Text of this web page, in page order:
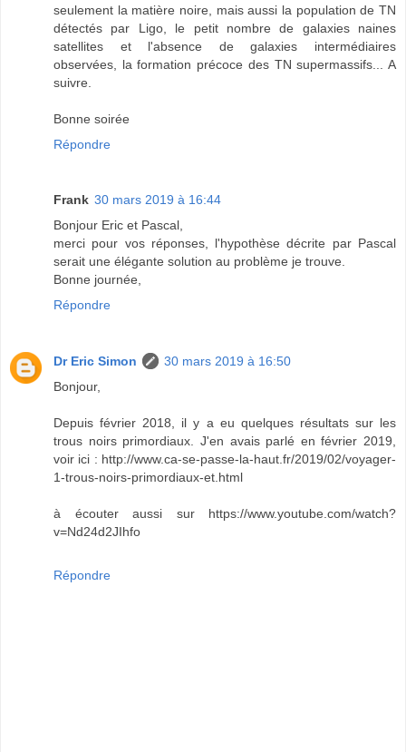
seulement la matière noire, mais aussi la population de TN
détectés par Ligo, le petit nombre de galaxies naines
satellites et l'absence de galaxies intermédiaires
observées, la formation précoce des TN supermassifs... A
suivre.
Bonne soirée
Répondre
Frank 30 mars 2019 à 16:44
Bonjour Eric et Pascal,
merci pour vos réponses, l'hypothèse décrite par Pascal
serait une élégante solution au problème je trouve.
Bonne journée,
Répondre
Dr Eric Simon
30 mars 2019 à 16:50
Bonjour,
Depuis février 2018, il y a eu quelques résultats sur les
trous noirs primordiaux. J'en avais parlé en février 2019,
voir ici : http://www.ca-se-passe-la-haut.fr/2019/02/voyager-
1-trous-noirs-primordiaux-et.html
à écouter aussi sur https://www.youtube.com/watch?
v=Nd24d2JIhfo
Répondre